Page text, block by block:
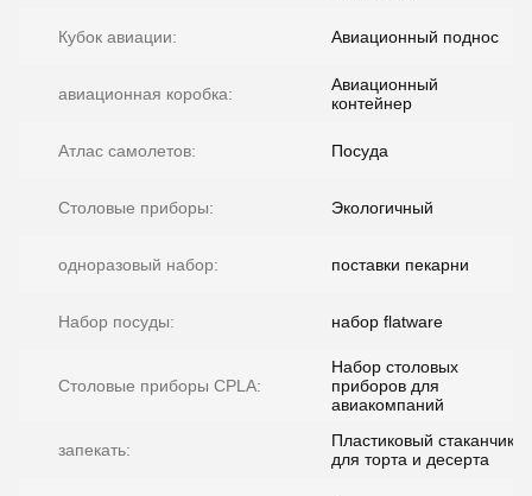
Кубок авиации: Авиационный поднос
авиационная коробка:
Авиационный
контейнер
Атлас самолетов: Посуда
Столовые приборы: Экологичный
одноразовый набор: поставки пекарни
Набор посуды: набор flatware
Столовые приборы CPLA:
Набор столовых
приборов для
авиакомпаний
запекать:
Пластиковый стаканчик
для торта и десерта